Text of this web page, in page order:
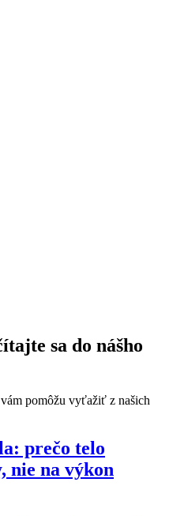
sa do nášho
pomôžu vyťažiť z našich
prečo telo
nie na výkon